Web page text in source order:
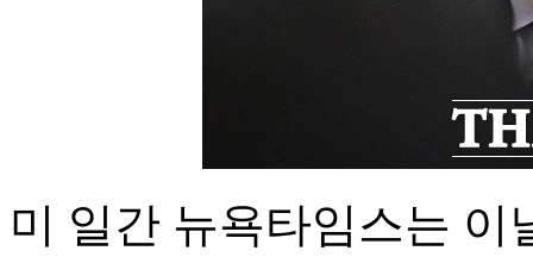
미 일간 뉴욕타임스는 이